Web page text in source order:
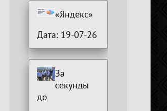
«Яндекс»
Дата: 19-07-26
За
секунды
до